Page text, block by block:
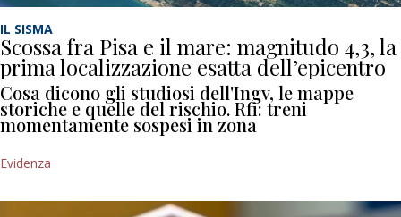
IL SISMA
Scossa fra Pisa e il mare: magnitudo 4,3, la
prima localizzazione esatta dell’epicentro
Cosa dicono gli studiosi dell'Ingv, le mappe
storiche e quelle del rischio. Rfi: treni
momentamente sospesi in zona
Evidenza